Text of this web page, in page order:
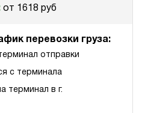
от 1618 руб
перевозки груза:
отправки
с терминала
терминал в г.